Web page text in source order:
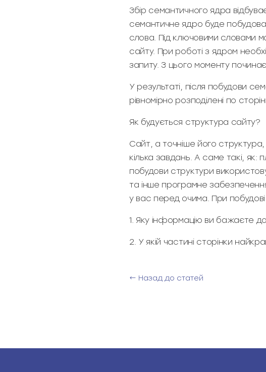
Збір семантичного ядра
семантичне ядро буде
слова. Під ключовими словами
сайту. При роботі з ядром
запиту. З цього моменту
У результаті, після побудови
рівномірно розподілені по
Як будується структура сайту?
Сайт, а точніше його структура,
кілька завдань. А саме такі, як:
побудови структури
та інше програмне
у вас перед очима. При побудові
1. Яку інформацію ви бажаєте
2. У якій частині сторінки
← Назад до статей